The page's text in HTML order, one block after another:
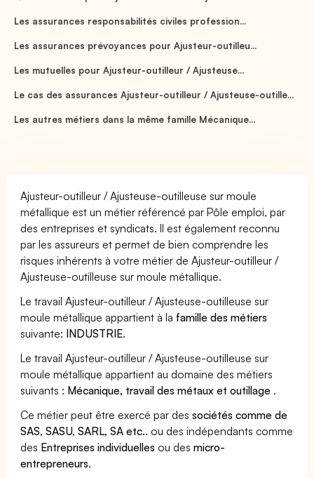
Les assurances responsabilités civiles profession...
Les assurances prévoyances pour Ajusteur-outilleu...
Les mutuelles pour Ajusteur-outilleur / Ajusteuse...
Le cas des assurances Ajusteur-outilleur / Ajusteuse-outille...
Les autres métiers dans la même famille Mécanique...
Ajusteur-outilleur / Ajusteuse-outilleuse sur moule
métallique est un métier référencé par Pôle emploi, par
des entreprises et syndicats. Il est également reconnu
par les assureurs et permet de bien comprendre les
risques inhérents à votre métier de Ajusteur-outilleur /
Ajusteuse-outilleuse sur moule métallique.
Le travail Ajusteur-outilleur / Ajusteuse-outilleuse sur
moule métallique appartient à la famille des métiers
suivante: INDUSTRIE.
Le travail Ajusteur-outilleur / Ajusteuse-outilleuse sur
moule métallique appartient au domaine des métiers
suivants : Mécanique, travail des métaux et outillage .
Ce métier peut être exercé par dessociétés comme de
SAS, SASU, SARL, SA etc.. ou des indépendants comme
des Entreprises individuelles ou desmicro-
entrepreneurs.